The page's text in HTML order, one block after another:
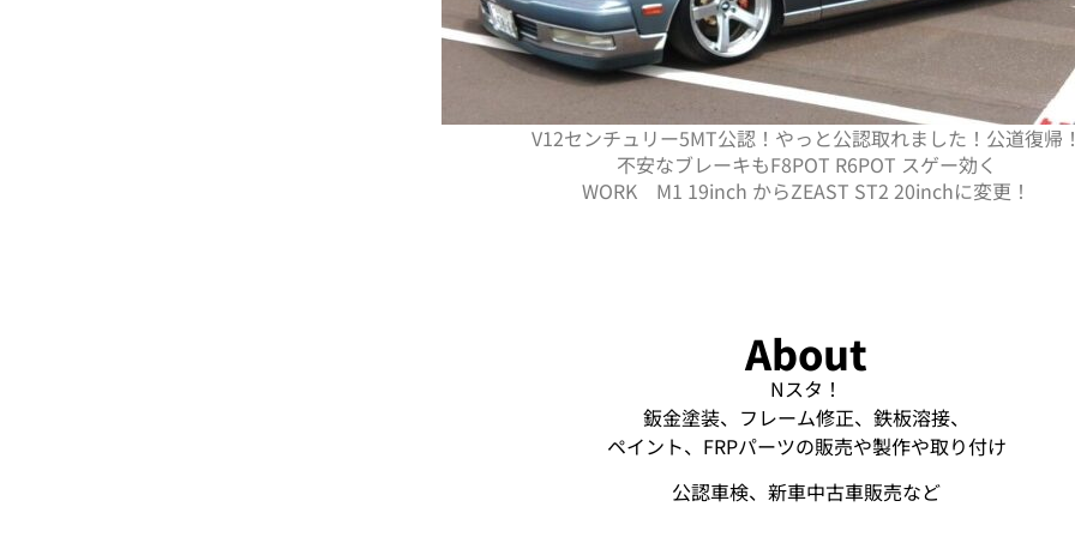
V12センチュリー5MT公認！やっと公認取れました！公道復帰
不安なブレーキもF8POT R6POT スゲー効く
WORK M1 19inch からZEAST ST2 20inchに変更！
About
Nスタ！
鈑金塗装、フレーム修正、鉄板溶接、
ペイント、FRPパーツの販売や製作や取り付け
公認車検、新車中古車販売など